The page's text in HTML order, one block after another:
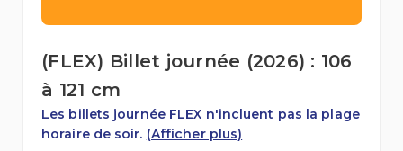
(FLEX) Billet journée (2026) : 106
à 121 cm
Les billets journée FLEX n'incluent pas la plage
horaire de soir. (Afficher plus)